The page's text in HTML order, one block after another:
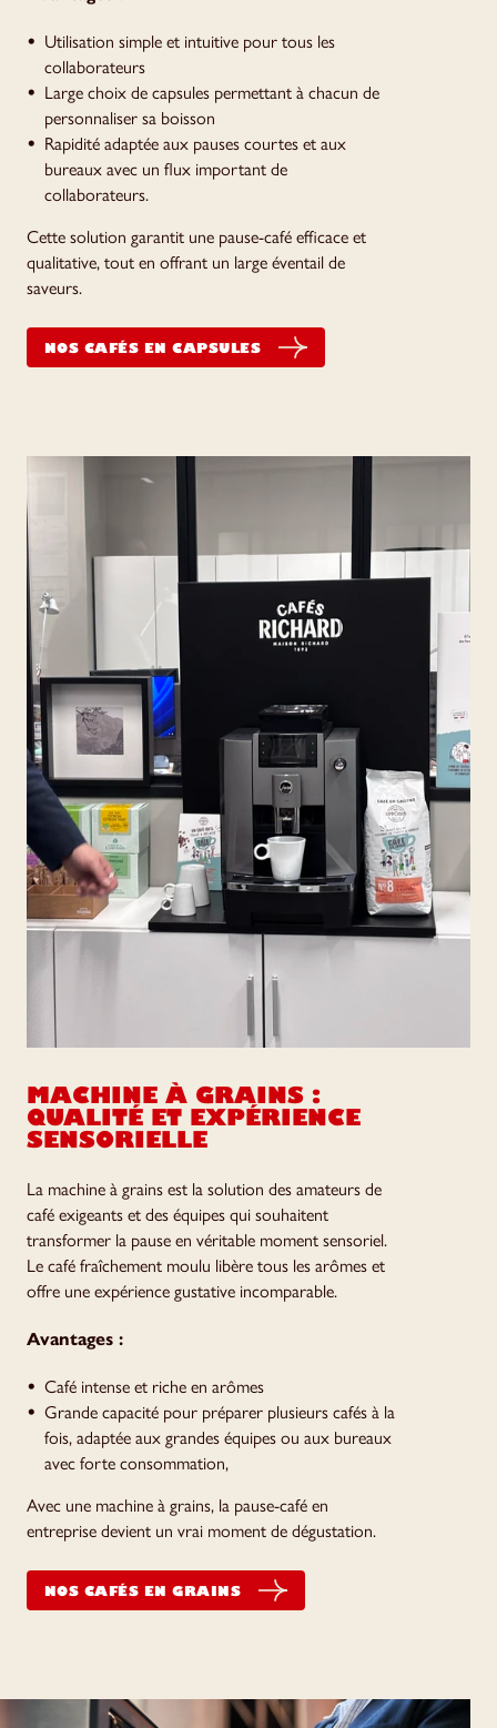
Utilisation simple et intuitive pour tous les
collaborateurs
Large choix de capsules permettant à chacun de
personnaliser sa boisson
Rapidité adaptée aux pauses courtes et aux
bureaux avec un flux important de
collaborateurs.
Cette solution garantit une pause-café efficace et
qualitative, tout en offrant un large éventail de
saveurs.
NOS CAFÉS EN CAPSULES
MACHINE À GRAINS :
QUALITÉ ET EXPÉRIENCE
SENSORIELLE
La machine à grains est la solution des amateurs de
café exigeants et des équipes qui souhaitent
transformer la pause en véritable moment sensoriel.
Le café fraîchement moulu libère tous les arômes et
offre une expérience gustative incomparable.
Avantages :
Café intense et riche en arômes
Grande capacité pour préparer plusieurs cafés à la
fois, adaptée aux grandes équipes ou aux bureaux
avec forte consommation,
Avec une machine à grains, la pause-café en
entreprise devient un vrai moment de dégustation.
NOS CAFÉS EN GRAINS